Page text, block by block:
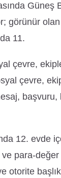
görünür
11.
çevre,
çevre,
12. evde
ve para-
otorite